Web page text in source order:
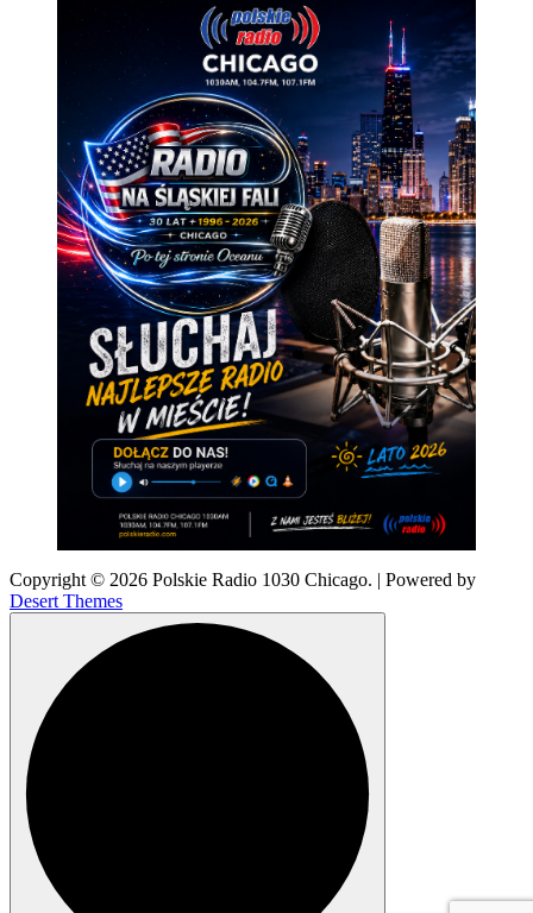
Copyright © 2026 Polskie Radio 1030 Chicago. | Powered by
Desert Themes